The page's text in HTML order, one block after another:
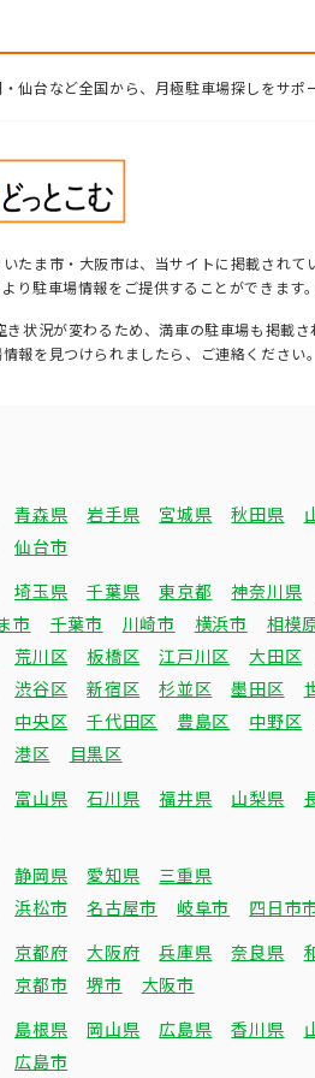
仙台など全国から、月極駐車場探しをサポ
たま市・大阪市は、当サイトに掲載され
り駐車場情報をご提供することができま
状況が変わるため、満車の駐車場も掲載
報を見つけられましたら、ご連絡ください。
青森県 岩手県 宮城県 秋田県
仙台市
埼玉県 千葉県 東京都 神奈川県
市
千葉市 川崎市 横浜市
相模
荒川区 板橋区 江戸川区 大田区
渋谷区 新宿区 杉並区 墨田区
中央区 千代田区 豊島区 中野区
港区 目黒区
富山県 石川県 福井県 山梨県
静岡県 愛知県
三重県
浜松市 名古屋市 岐阜市 四日市
京都府 大阪府 兵庫県 奈良県
京都市 堺市 大阪市
島根県 岡山県 広島県 香川県
広島市